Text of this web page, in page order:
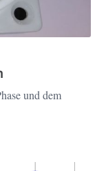
und dem